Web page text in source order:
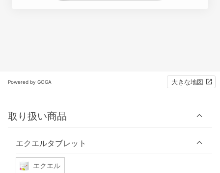
Powered by GOGA 大きな地図
取り扱い商品
エクエルタブレット
エクエル